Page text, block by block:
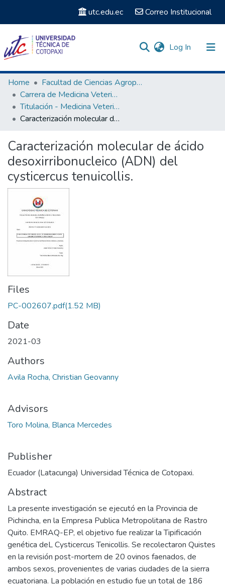
utc.edu.ec Correo Institucional
Log In (current)
Communities & Collections
Search
Statistics
Home
Facultad de Ciencias Agropecuarias y Recursos Naturales
Carrera de Medicina Veterinaria
Titulación - Medicina Veterinaria
Caracterización molecular de ácido desoxirribonucleico (ADN) del cysticercus tenuicollis.
Caracterización molecular de ácido
desoxirribonucleico (ADN) del
cysticercus tenuicollis.
Files
PC-002607.pdf(1.52 MB)
Date
2021-03
Authors
Avila Rocha, Christian Geovanny
Advisors
Toro Molina, Blanca Mercedes
Publisher
Ecuador (Latacunga) Universidad Técnica de Cotopaxi.
Abstract
La presente investigación se ejecutó en la Provincia de
Pichincha, en la Empresa Publica Metropolitana de Rastro
Quito. EMRAQ-EP, el objetivo fue realizar la Tipificación
genética deL Cysticercus Tenicollis. Se recolectaron Quistes
en la revisión post-mortem de 20 ovinos faenados, de
ambos sexos, provenientes de varias ciudades de la sierra
ecuatoriana. La población en estudio fue un total de 186